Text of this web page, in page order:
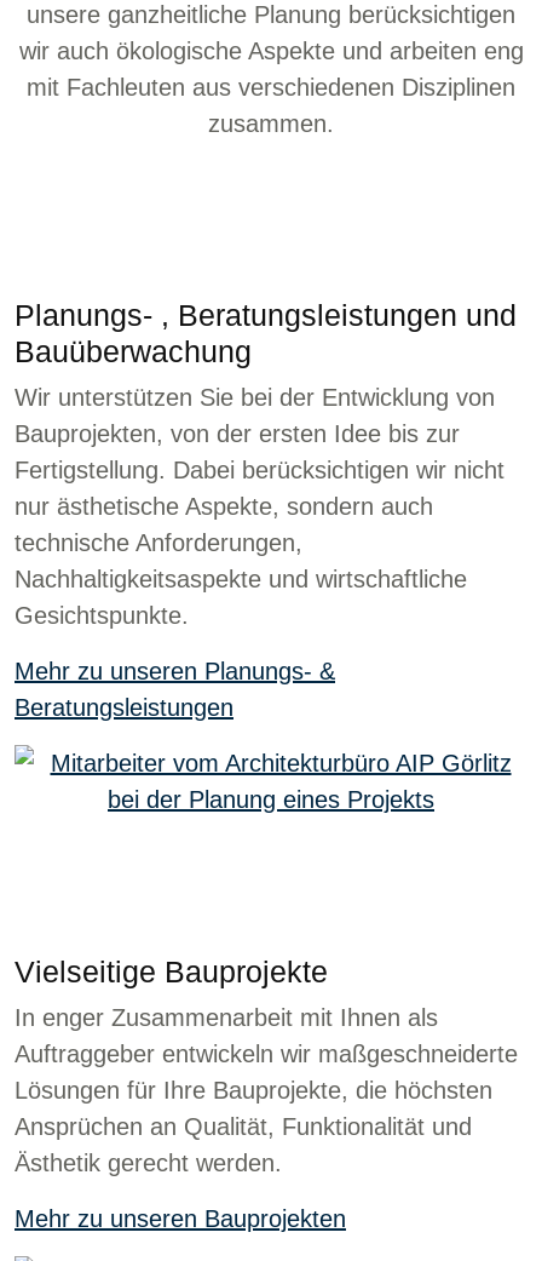
unsere ganzheitliche Planung berücksichtigen
wir auch ökologische Aspekte und arbeiten eng
mit Fachleuten aus verschiedenen Disziplinen
zusammen.
Planungs- , Beratungsleistungen und
Bauüberwachung
Wir unterstützen Sie bei der Entwicklung von
Bauprojekten, von der ersten Idee bis zur
Fertigstellung. Dabei berücksichtigen wir nicht
nur ästhetische Aspekte, sondern auch
technische Anforderungen,
Nachhaltigkeitsaspekte und wirtschaftliche
Gesichtspunkte.
Mehr zu unseren Planungs- &
Beratungsleistungen
Vielseitige Bauprojekte
In enger Zusammenarbeit mit Ihnen als
Auftraggeber entwickeln wir maßgeschneiderte
Lösungen für Ihre Bauprojekte, die höchsten
Ansprüchen an Qualität, Funktionalität und
Ästhetik gerecht werden.
Mehr zu unseren Bauprojekten